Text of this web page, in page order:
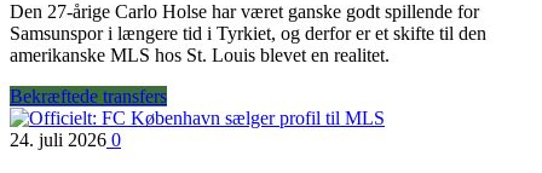
Den 27-årige Carlo Holse har været ganske godt spillende for
Samsunspor i længere tid i Tyrkiet, og derfor er et skifte til den
amerikanske MLS hos St. Louis blevet en realitet.
Bekræftede transfers
24. juli 2026 0